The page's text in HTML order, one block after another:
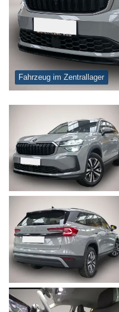
Fahrzeug im Zentrallager